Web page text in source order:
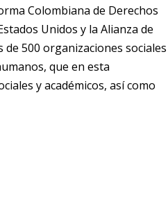
Colombiana de Derechos
Unidos y la Alianza de
500 organizaciones sociales
que en esta
y académicos, así como